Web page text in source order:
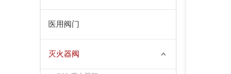
医用阀门
灭火器阀